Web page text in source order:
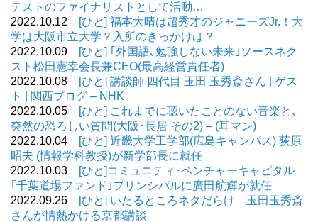
テストのファイナリストとして活動…
2022.10.12
[ひと] 福本大晴は超秀才のジャニーズJr.！大
学は大阪市立大学？入所のきっかけは？
2022.10.09
[ひと] ｢外国語､勉強しない未来｣ソースネク
スト松田憲幸会長兼CEO(最高経営責任者)
2022.10.08
[ひと] 講談師 四代目 玉田 玉秀斎さん | ゲス
ト | 関西ブログ – NHK
2022.10.05
[ひと] これまでに聴いたことのない音楽と､
突然の恐ろしい質問(大阪･長居 その2) – (耳マン)
2022.10.04
[ひと] 近畿大学工学部(広島キャンパス) 荻原
昭夫 (情報学科教授)が新学部長に就任
2022.10.03
[ひと]コミュニティ･ベンチャーキャピタル
｢千葉道場ファンド｣プリンシパルに廣田航輝が就任
2022.09.26
[ひと] いたるところネタだらけ 玉田玉秀斎
さんが情熱かける京都講談